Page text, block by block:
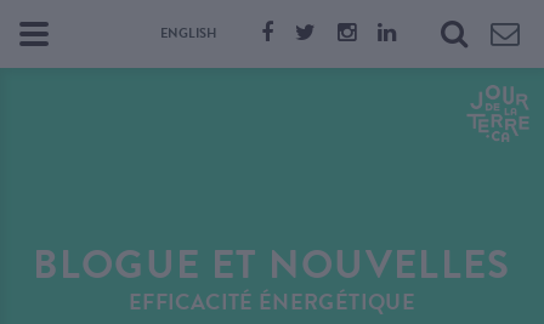
ENGLISH
BLOGUE ET NOUVELLES
EFFICACITÉ ÉNERGÉTIQUE